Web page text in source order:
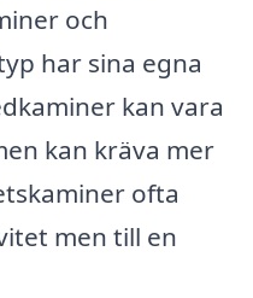
och
har sina egna
kan vara
kan kräva mer
ofta
men till en